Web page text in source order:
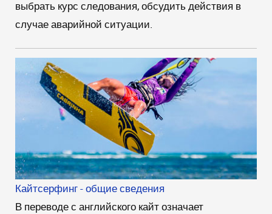
выбрать курс следования, обсудить действия в
случае аварийной ситуации.
Кайтсерфинг - общие сведения
В переводе с английского кайт означает